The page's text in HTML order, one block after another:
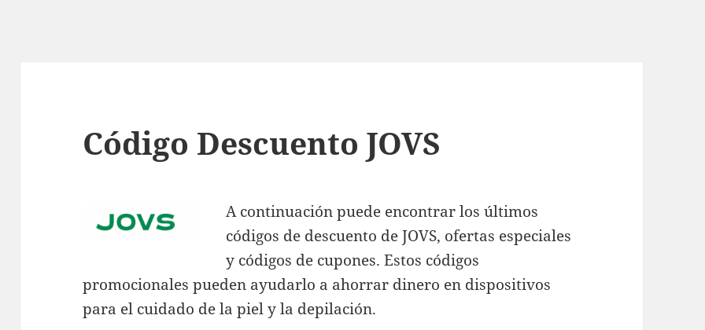
Código Descuento JOVS
A continuación puede encontrar los últimos
códigos de descuento de JOVS, ofertas especiales
y códigos de cupones. Estos códigos
promocionales pueden ayudarlo a ahorrar dinero en dispositivos
para el cuidado de la piel y la depilación.